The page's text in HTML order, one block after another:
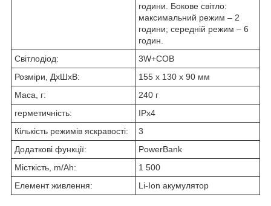
години. Бокове світло:
максимальний режим – 2
години; середній режим – 6
годин.
Світлодіод:
3W+COB
Розміри, ДхШхВ:
155 х 130 х 90 мм
Маса, г:
240 г
герметичність:
IPx4
Кількість режимів яскравості:
3
Додаткові функції:
PowerBank
Місткість, m/Ah:
1 500
Елемент живлення:
Li-Ion акумулятор